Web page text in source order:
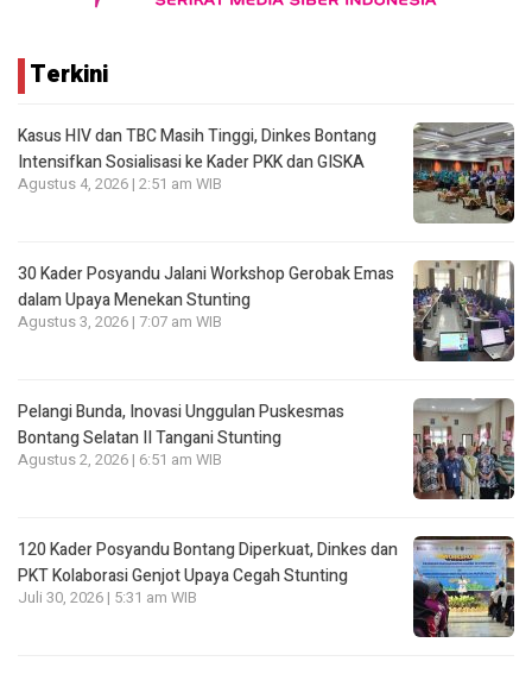
Terkini
Kasus HIV dan TBC Masih Tinggi, Dinkes Bontang
Intensifkan Sosialisasi ke Kader PKK dan GISKA
Agustus 4, 2026 | 2:51 am WIB
30 Kader Posyandu Jalani Workshop Gerobak Emas
dalam Upaya Menekan Stunting
Agustus 3, 2026 | 7:07 am WIB
Pelangi Bunda, Inovasi Unggulan Puskesmas
Bontang Selatan II Tangani Stunting
Agustus 2, 2026 | 6:51 am WIB
120 Kader Posyandu Bontang Diperkuat, Dinkes dan
PKT Kolaborasi Genjot Upaya Cegah Stunting
Juli 30, 2026 | 5:31 am WIB